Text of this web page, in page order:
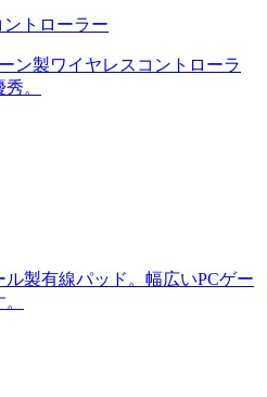
ントローラー
ン製ワイヤレスコントローラ
。
製有線パッド。幅広いPCゲー